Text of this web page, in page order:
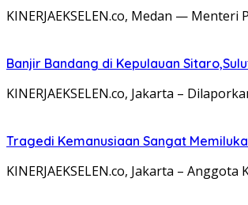
KINERJAEKSELEN.co, Medan —
Banjir Bandang di Kepulauan
KINERJAEKSELEN.co, Jakarta –
Tragedi Kemanusiaan Sangat
KINERJAEKSELEN.co, Jakarta –